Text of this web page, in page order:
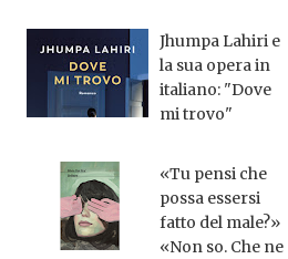
Jhumpa Lahiri e
la sua opera in
italiano: "Dove
mi trovo"
«Tu pensi che
possa essersi
fatto del male?»
«Non so. Che ne